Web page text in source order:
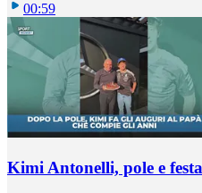
00:59
Kimi Antonelli, pole e